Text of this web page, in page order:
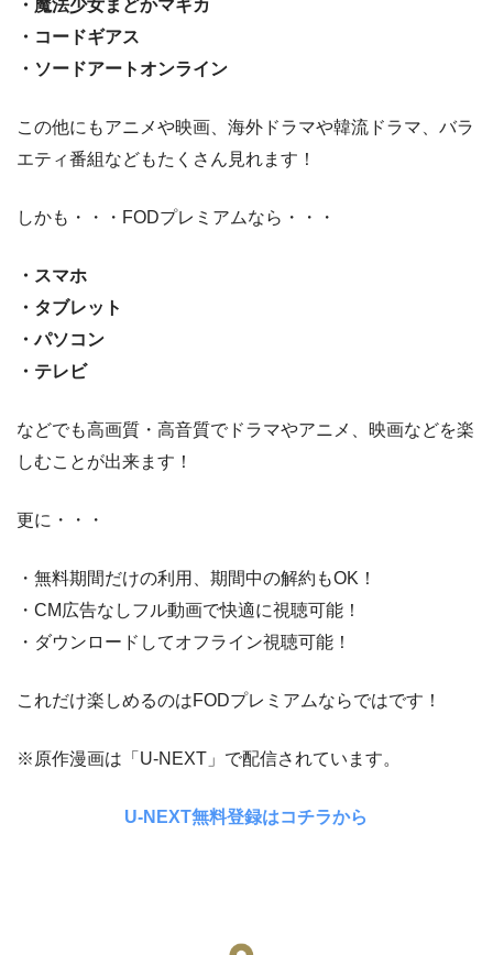
・魔法少女まどかマギカ
・コードギアス
・ソードアートオンライン
この他にもアニメや映画、海外ドラマや韓流ドラマ、バラ
エティ番組などもたくさん見れます！
しかも・・・FODプレミアムなら・・・
・スマホ
・タブレット
・パソコン
・テレビ
などでも高画質・高音質でドラマやアニメ、映画などを楽
しむことが出来ます！
更に・・・
・無料期間だけの利用、期間中の解約もOK！
・CM広告なしフル動画で快適に視聴可能！
・ダウンロードしてオフライン視聴可能！
これだけ楽しめるのはFODプレミアムならではです！
※原作漫画は「U-NEXT」で配信されています。
U-NEXT無料登録はコチラから